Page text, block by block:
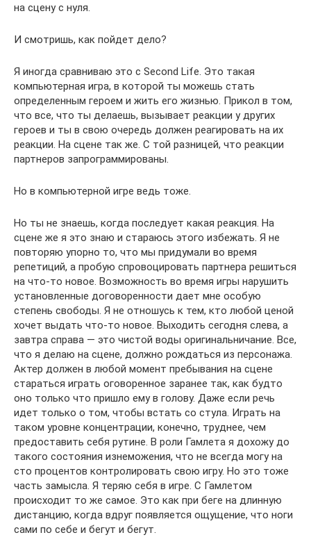
на сцену с нуля.
И смотришь, как пойдет дело?
Я иногда сравниваю это с Second Life. Это такая
компьютерная игра, в которой ты можешь стать
определенным героем и жить его жизнью. Прикол в том,
что все, что ты делаешь, вызывает реакции у других
героев и ты в свою очередь должен реагировать на их
реакции. На сцене так же. С той разницей, что реакции
партнеров запрограммированы.
Но в компьютерной игре ведь тоже.
Но ты не знаешь, когда последует какая реакция. На
сцене же я это знаю и стараюсь этого избежать. Я не
повторяю упорно то, что мы придумали во время
репетиций, а пробую спровоцировать партнера решиться
на что-то новое. Возможность во время игры нарушить
установленные договоренности дает мне особую
степень свободы. Я не отношусь к тем, кто любой ценой
хочет выдать что-то новое. Выходить сегодня слева, а
завтра справа — это чистой воды оригинальничание. Все,
что я делаю на сцене, должно рождаться из персонажа.
Актер должен в любой момент пребывания на сцене
стараться играть оговоренное заранее так, как будто
оно только что пришло ему в голову. Даже если речь
идет только о том, чтобы встать со стула. Играть на
таком уровне концентрации, конечно, труднее, чем
предоставить себя рутине. В роли Гамлета я дохожу до
такого состояния изнеможения, что не всегда могу на
сто процентов контролировать свою игру. Но это тоже
часть замысла. Я теряю себя в игре. С Гамлетом
происходит то же самое. Это как при беге на длинную
дистанцию, когда вдруг появляется ощущение, что ноги
сами по себе и бегут и бегут.